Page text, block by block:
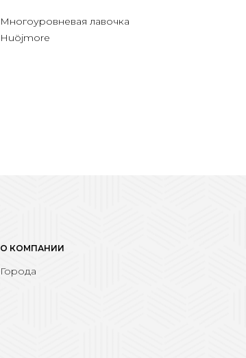
Многоуровневая лавочка
Huöjmore
О КОМПАНИИ
Города